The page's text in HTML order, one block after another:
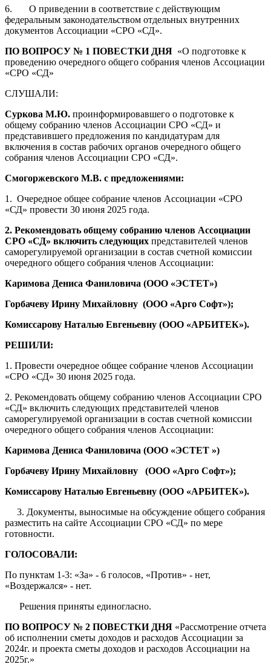
6. О приведении в соответствие с действующим
федеральным законодательством отдельных внутренних
документов Ассоциации «СРО «СД».
ПО ВОПРОСУ № 1 ПОВЕСТКИ ДНЯ «О подготовке к
проведению очередного общего собрания членов Ассоциации
«СРО «СД»
СЛУШАЛИ:
Суркова М.Ю. проинформировавшего о подготовке к
общему собранию членов Ассоциации СРО «СД» и
представившего предложения по кандидатурам для
включения в состав рабочих органов очередного общего
собрания членов Ассоциации СРО «СД».
Смогоржевского М.В. с предложениями:
1. Очередное общее собрание членов Ассоциации «СРО
«СД» провести 30 июня 2025 года.
2. Рекомендовать общему собранию членов Ассоциации
СРО «СД» включить следующих представителей членов
саморегулируемой организации в состав счетной комиссии
очередного общего собрания членов Ассоциации:
Каримова Дениса Фаниловича (ООО «ЭСТЕТ»)
Горбачеву Ирину Михайловну (ООО «Арго Софт»);
Комиссарову Наталью Евгеньевну (ООО «АРБИТЕК»).
РЕШИЛИ:
1. Провести очередное общее собрание членов Ассоциации
«СРО «СД» 30 июня 2025 года.
2. Рекомендовать общему собранию членов Ассоциации СРО
«СД» включить следующих представителей членов
саморегулируемой организации в состав счетной комиссии
очередного общего собрания членов Ассоциации:
Каримова Дениса Фаниловича (ООО «ЭСТЕТ »)
Горбачеву Ирину Михайловну (ООО «Арго Софт»);
Комиссарову Наталью Евгеньевну (ООО «АРБИТЕК»).
3. Документы, выносимые на обсуждение общего собрания
разместить на сайте Ассоциации СРО «СД» по мере
готовности.
ГОЛОСОВАЛИ:
По пунктам 1-3: «За» - 6 голосов, «Против» - нет,
«Воздержался» - нет.
Решения приняты единогласно.
ПО ВОПРОСУ № 2 ПОВЕСТКИ ДНЯ «Рассмотрение отчета
об исполнении сметы доходов и расходов Ассоциации за
2024г. и проекта сметы доходов и расходов Ассоциации на
2025г.»